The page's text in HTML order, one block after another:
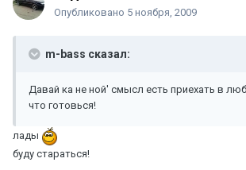
Опубликовано 5 ноября, 2009
m-bass сказал:
Давай ка не ной' смысл есть приехать в
что готовься!
лады
буду стараться!